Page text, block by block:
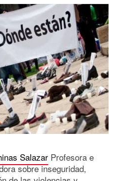
Salazar Profesora e
sobre inseguridad,